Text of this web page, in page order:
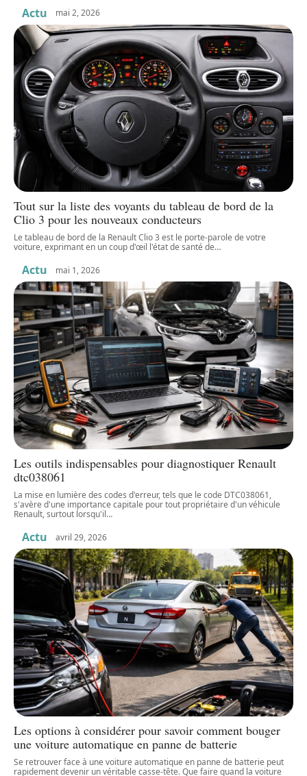
Actu mai 2, 2026
Tout sur la liste des voyants du tableau de bord de la
Clio 3 pour les nouveaux conducteurs
Le tableau de bord de la Renault Clio 3 est le porte-parole de votre
voiture, exprimant en un coup d'œil l'état de santé de…
Actu mai 1, 2026
Les outils indispensables pour diagnostiquer Renault
dtc038061
La mise en lumière des codes d'erreur, tels que le code DTC038061,
s'avère d'une importance capitale pour tout propriétaire d'un véhicule
Renault, surtout lorsqu'il…
Actu avril 29, 2026
Les options à considérer pour savoir comment bouger
une voiture automatique en panne de batterie
Se retrouver face à une voiture automatique en panne de batterie peut
rapidement devenir un véritable casse-tête. Que faire quand la voiture